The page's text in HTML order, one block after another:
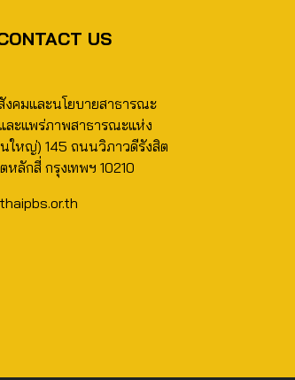
US
งคมและนโยบายสาธารณะ
ละแพร่ภาพสาธารณะแห่ง
นใหญ่) 145 ถนนวิภาวดีรังสิต
หลักสี่ กรุงเทพฯ 10210